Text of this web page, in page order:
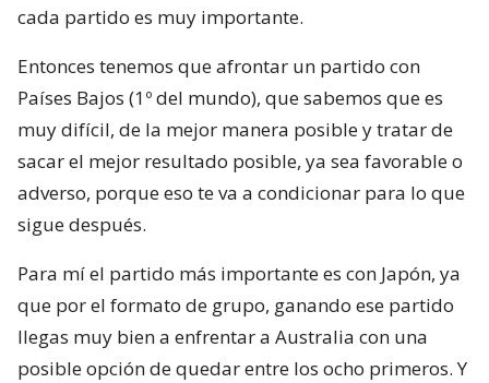
cada partido es muy importante.
Entonces tenemos que afrontar un partido con
Países Bajos (1º del mundo), que sabemos que es
muy difícil, de la mejor manera posible y tratar de
sacar el mejor resultado posible, ya sea favorable o
adverso, porque eso te va a condicionar para lo que
sigue después.
Para mí el partido más importante es con Japón, ya
que por el formato de grupo, ganando ese partido
llegas muy bien a enfrentar a Australia con una
posible opción de quedar entre los ocho primeros. Y